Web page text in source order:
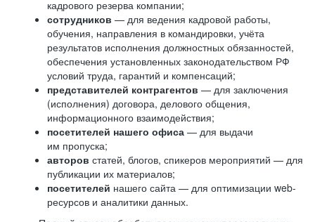
кадрового резерва компании;
сотрудников — для ведения кадровой работы,
обучения, направления в командировки, учёта
результатов исполнения должностных обязанностей,
обеспечения установленных законодательством РФ
условий труда, гарантий и компенсаций;
представителей контрагентов — для заключения
(исполнения) договора, делового общения,
информационного взаимодействия;
посетителей нашего офиса — для выдачи
им пропуска;
авторов статей, блогов, спикеров мероприятий — для
публикации их материалов;
посетителей нашего сайта — для оптимизации web-
ресурсов и аналитики данных.